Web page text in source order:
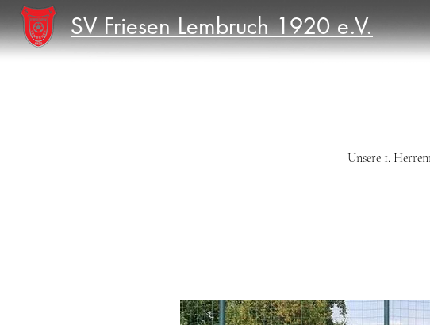
SV Friesen Lembruch 1920 e.V.
Unsere 1.